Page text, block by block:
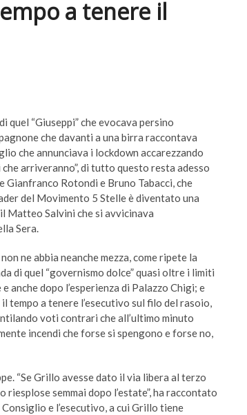
a tenere il
“Giuseppi” che evocava persino
che davanti a una birra raccontava
che annunciava i lockdown accarezzando
arriveranno”, di tutto questo resta adesso
Gianfranco Rotondi e Bruno Tabacci, che
del Movimento 5 Stelle è diventato una
Matteo Salvini che si avvicinava
Sera.
ne abbia neanche mezza, come ripete la
di quel “governismo dolce” quasi oltre i limiti
anche dopo l’esperienza di Palazzo Chigi; e
tempo a tenere l’esecutivo sul filo del rasoio,
voti contrari che all’ultimo minuto
incendi che forse si spengono e forse no,
“Se Grillo avesse dato il via libera al terzo
semmai dopo l’estate”, ha raccontato
e l’esecutivo, a cui Grillo tiene